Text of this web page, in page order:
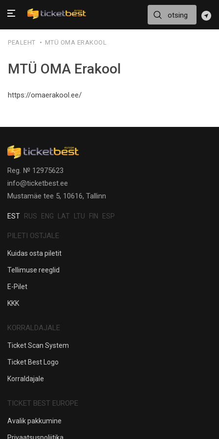
PEALEHT MTÜ OMA ERAKOOL
MTÜ OMA Erakool
https://omaerakool.ee/
Reg. № 12975623
info@ticketbest.ee
Mustamäe tee 5, 10616, Tallinn
EST RUS ENG LAT LTU FIN ESP
PILETI OSTJALE
Kuidas osta piletit
Tellimuse reeglid
E-Pilet
KKK
KORRALDAJALE
Ticket Scan System
Ticket Best Logo
Korraldajale
TICKET BEST EUROPE
Avalik pakkumine
Privaatsuspoliitika